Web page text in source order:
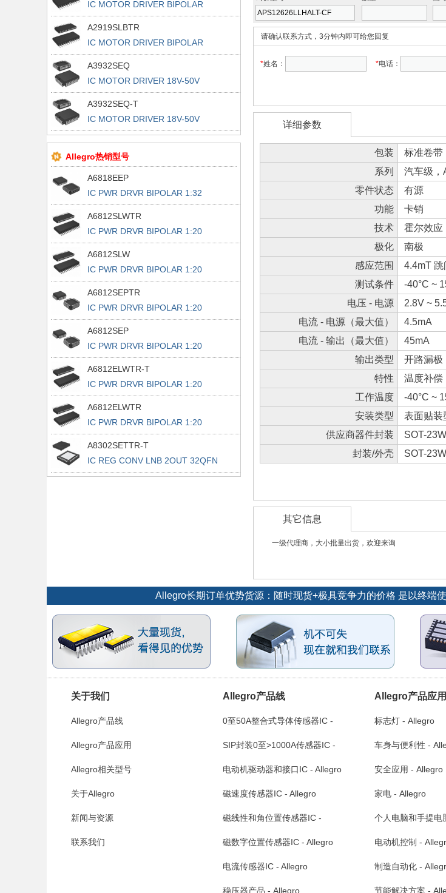
IC MOTOR DRIVER BIPOLAR
24SOIC
A2919SLBTR
IC MOTOR DRIVER BIPOLAR
24SOIC
A3932SEQ
IC MOTOR DRIVER 18V-50V
32PLCC
A3932SEQ-T
IC MOTOR DRIVER 18V-50V
32PLCC
Allegro热销型号
A6818EEP
IC PWR DRVR BIPOLAR 1:32
44PLCC
A6812SLWTR
IC PWR DRVR BIPOLAR 1:20
28SOIC
A6812SLW
IC PWR DRVR BIPOLAR 1:20
28SOIC
A6812SEPTR
IC PWR DRVR BIPOLAR 1:20
28PLCC
A6812SEP
IC PWR DRVR BIPOLAR 1:20
28PLCC
A6812ELWTR-T
IC PWR DRVR BIPOLAR 1:20
28SOIC
A6812ELWTR
IC PWR DRVR BIPOLAR 1:20
28SOIC
A8302SETTR-T
IC REG CONV LNB 2OUT 32QFN
请确认联系方式，3分钟内即可给您回复
*姓名： *电话：
详细参数
包装
标准卷带
系列
汽车级，
零件状态
有源
功能
卡销
技术
霍尔效应
极化
南极
感应范围
4.4mT
测试条件
-40°C ~
电压 - 电源
2.8V ~
电流 - 电源（最大值）
4.5mA
电流 - 输出（最大值）
45mA
输出类型
开路漏极
特性
温度补偿
工作温度
-40°C ~
安装类型
表面贴装
供应商器件封装
SOT-23W
封装/外壳
SOT-23W
其它信息
一级代理商，大小批量出货，欢迎来询
Allegro长期订单优势货源：随时现货+极具竞争力的价格 是以终端
关于我们
Allegro产品线
Allegro产品应用
Allegro相关型号
关于Allegro
新闻与资源
联系我们
Allegro产品线
0至50A整合式导体传感器IC -
Allegro
SIP封装0至>1000A传感器IC -
Allegro
电动机驱动器和接口IC - Allegro
磁速度传感器IC - Allegro
磁线性和角位置传感器IC -
Allegro
磁数字位置传感器IC - Allegro
电流传感器IC - Allegro
稳压器产品 - Allegro
Allegro产品应用
标志灯 - Allegro
车身与便利性 -
安全应用 - Allegro
家电 - Allegro
个人电脑和手提电
电动机控制 -
制造自动化 -
节能解决方案 -